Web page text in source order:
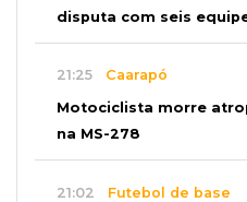
disputa com seis
21:25 Caarapó
Motociclista morre
na MS-278
21:02 Futebol de base